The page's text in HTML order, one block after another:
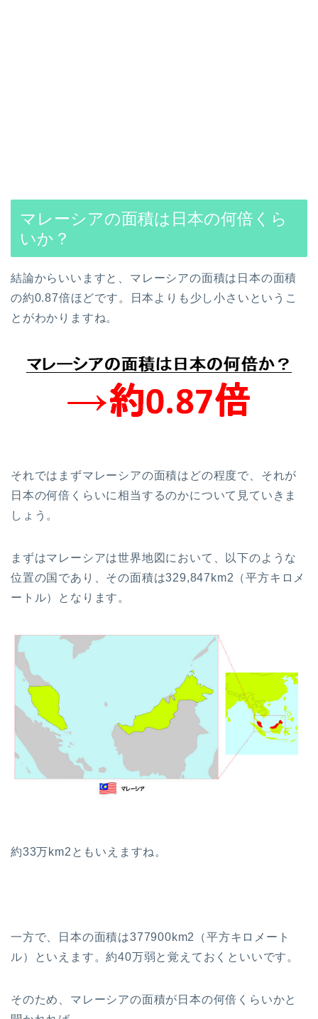
マレーシアの面積は日本の何倍くら
いか？
結論からいいますと、マレーシアの面積は日本の面積
の約0.87倍ほどです。日本よりも少し小さいというこ
とがわかりますね。
それではまずマレーシアの面積はどの程度で、それが
日本の何倍くらいに相当するのかについて見ていきま
しょう。
まずはマレーシアは世界地図において、以下のような
位置の国であり、その面積は329,847km2（平方キロメ
ートル）となります。
約33万km2ともいえますね。
一方で、日本の面積は377900km2（平方キロメート
ル）といえます。約40万弱と覚えておくといいです。
そのため、マレーシアの面積が日本の何倍くらいかと